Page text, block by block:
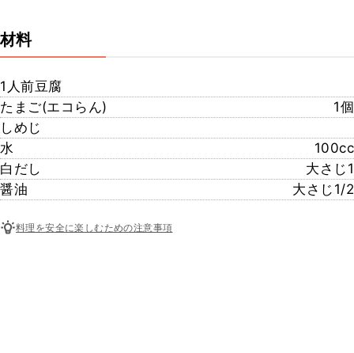
材料
1人前豆腐
たまご(エコらん)
1個
しめじ
水
100cc
白だし
大さじ1
醤油
大さじ1/2
料理を安全に楽しむための注意事項